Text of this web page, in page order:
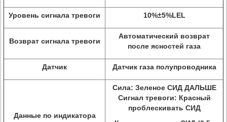
Уровень сигнала тревоги 10%±5%LEL
Возврат сигнала тревоги
Автоматический возврат
после ясностей газа
Датчик Датчик газа полупроводника
Данные по индикатора
Сила: Зеленое СИД ДАЛЬШЕ
Сигнал тревоги: Красный
проблескивать СИД